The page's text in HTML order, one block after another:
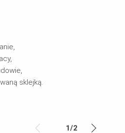
sklejką.
1/2